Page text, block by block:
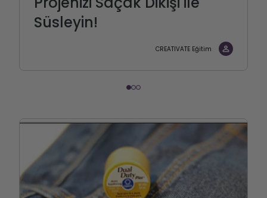
Süsleyin!
CREATIVATE Eğitim